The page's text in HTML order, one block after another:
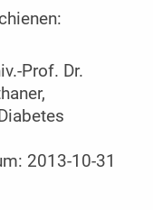
Prof. Dr.
2013-10-31